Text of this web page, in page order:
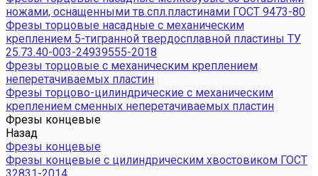
ножами, оснащенными тв.спл.пластинами ГОСТ 9473-80
Фрезы торцовые насадные с механическим
креплением 5-тигранной твердосплавной пластины ТУ
25.73.40-003-24939555-2018
Фрезы торцовые с механическим креплением
неперетачиваемых пластин
Фрезы торцово-цилиндрические с механическим
креплением сменных неперетачиваемых пластин
Фрезы концевые
Назад
Фрезы концевые
Фрезы концевые с цилиндрическим хвостовиком ГОСТ
32831-2014